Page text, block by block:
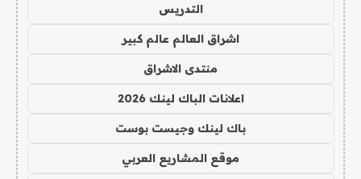
التدريس
اشراق العالم عالم كبير
منتدى الاشراق
اعلانات الباك لينك 2026
باك لينك وجيست بوست
موقع المشاريع العربي